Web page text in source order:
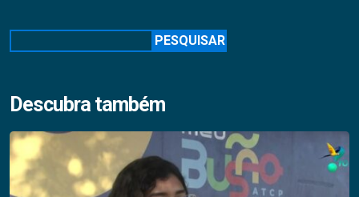
PESQUISAR
Descubra também